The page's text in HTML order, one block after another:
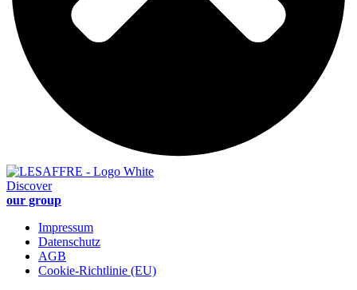
Discover
our group
Impressum
Datenschutz
AGB
Cookie-Richtlinie (EU)